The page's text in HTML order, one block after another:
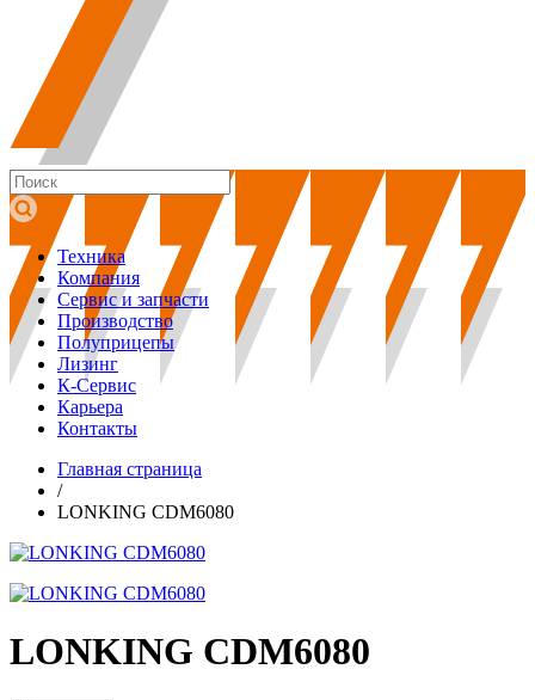
Техника
Компания
Сервис и запчасти
Производство
Полуприцепы
Лизинг
К-Сервис
Карьера
Контакты
Главная страница
/
LONKING CDM6080
LONKING CDM6080